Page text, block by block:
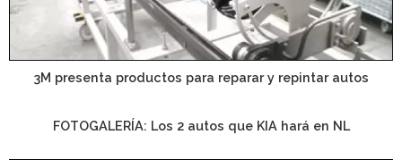
3M presenta productos para reparar y repintar autos
FOTOGALERÍA: Los 2 autos que KIA hará en NL